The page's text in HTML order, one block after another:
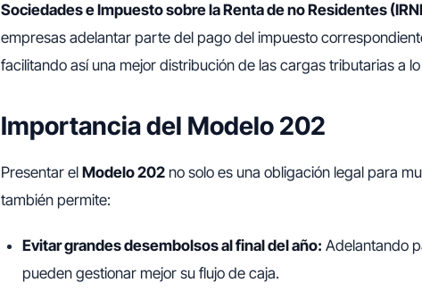
Sociedades e Impuesto sobre la Renta de no Residentes
empresas adelantar parte del pago del impuesto
facilitando así una mejor distribución de las cargas tributarias a
Importancia del Modelo 202
Presentar el Modelo 202 no solo es una obligación legal para
también permite:
Evitar grandes desembolsos al final del año: Adelantando
pueden gestionar mejor su flujo de caja.